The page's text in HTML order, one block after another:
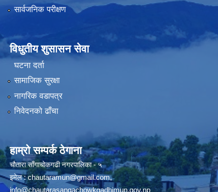
सार्वजनिक परीक्षण
विधुतीय शुसासन सेवा
घटना दर्ता
सामाजिक सुरक्षा
नागरिक वडापत्र
निवेदनको ढाँचा
हाम्रो सम्पर्क ठेगाना
चौतारा साँगाचोकगढी नगरपालिका - ५
इमेल :chautaramun@gmail.com,
info@chautarasangachowkgadhimun.gov.np